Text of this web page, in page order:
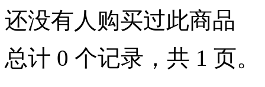
还没有人购买过此商品
总计 0 个记录，共 1 页。